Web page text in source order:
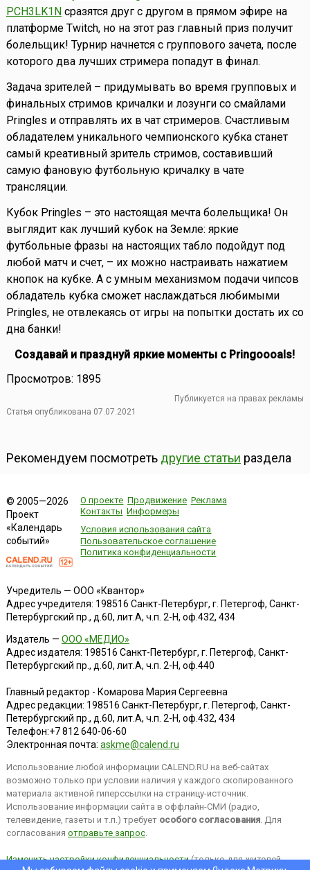
PCH3LK1N сразятся друг с другом в прямом эфире на
платформе Twitch, но на этот раз главный приз получит
болельщик! Турнир начнется с группового зачета, после
которого два лучших стримера попадут в финал.
Задача зрителей – придумывать во время групповых и
финальных стримов кричалки и лозунги со смайлами
Pringles и отправлять их в чат стримеров. Счастливым
обладателем уникального чемпионского кубка станет
самый креативный зритель стримов, составивший
самую фановую футбольную кричалку в чате
трансляции.
Кубок Pringles – это настоящая мечта болельщика! Он
выглядит как лучший кубок на Земле: яркие
футбольные фразы на настоящих табло подойдут под
любой матч и счет, – их можно настраивать нажатием
кнопок на кубке. А с умным механизмом подачи чипсов
обладатель кубка сможет наслаждаться любимыми
Pringles, не отвлекаясь от игры на попытки достать их со
дна банки!
Создавай и празднуй яркие моменты с Pringoooals!
Просмотров: 1895
Публикуется на правах рекламы
Статья опубликована 07.07.2021
Рекомендуем посмотреть другие статьи раздела
© 2005—2026
Проект
«Календарь
событий»
О проекте Продвижение Реклама
Контакты Информеры
Условия использования сайта
Пользовательское соглашение
Политика конфиденциальности
Учредитель — ООО «Квантор»
Адрес учредителя: 198516 Санкт-Петербург, г. Петергоф, Санкт-
Петербургский пр., д.60, лит.А, ч.п. 2-Н, оф.432, 434
Издатель — ООО «МЕДИО»
Адрес издателя: 198516 Санкт-Петербург, г. Петергоф, Санкт-
Петербургский пр., д.60, лит.А, ч.п. 2-Н, оф.440
Главный редактор - Комарова Мария Сергеевна
Адрес редакции: 198516 Санкт-Петербург, г. Петергоф, Санкт-
Петербургский пр., д.60, лит.А, ч.п. 2-Н, оф.432, 434
Телефон:+7 812 640-06-60
Электронная почта: askme@calend.ru
Использование любой информации CALEND.RU на веб-сайтах
возможно только при условии наличия у каждого скопированного
материала активной гиперссылки на страницу-источник.
Использование информации сайта в оффлайн-СМИ (радио,
телевидение, газеты и т.п.) требует особого согласования. Для
согласования отправьте запрос.
Изменить настройки конфиденциальности(только для жителей